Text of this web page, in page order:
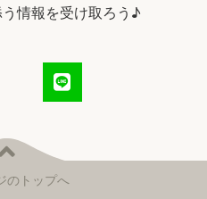
情報を受け取ろう♪
のトップへ